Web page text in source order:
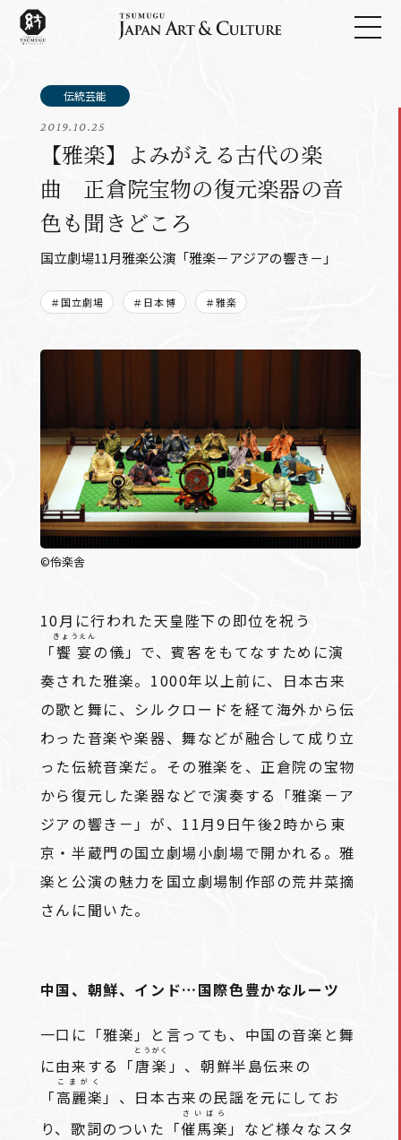
2019.10.25
【雅楽】よみがえる古代の楽
曲 正倉院宝物の復元楽器の音
色も聞きどころ
国立劇場11月雅楽公演「雅楽－アジアの響き－」
＃国立劇場 ＃日本博 ＃雅楽
©伶楽舎
10月に行われた天皇陛下の即位を祝う
「饗宴
きょうえん
の儀」で、賓客をもてなすために演
奏された雅楽。1000年以上前に、日本古来
の歌と舞に、シルクロードを経て海外から伝
わった音楽や楽器、舞などが融合して成り立
った伝統音楽だ。その雅楽を、正倉院の宝物
から復元した楽器などで演奏する「雅楽－ア
ジアの響き－」が、11月9日午後2時から東
京・半蔵門の国立劇場小劇場で開かれる。雅
楽と公演の魅力を国立劇場制作部の荒井菜摘
さんに聞いた。
中国、朝鮮、インド…国際色豊かなルーツ
一口に「雅楽」と言っても、中国の音楽と舞
に由来する「唐楽
とうがく
」、朝鮮半島伝来の
「高麗楽
こまがく
」、日本古来の民謡を元にしてお
り、歌詞のついた「催馬楽
さいばら
」など様々なスタ